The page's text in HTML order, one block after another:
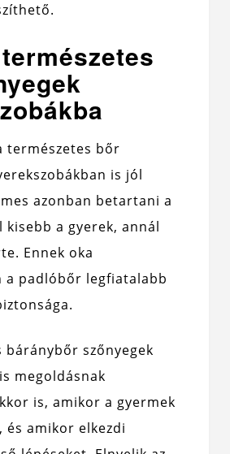
természetes bőr
is jól
azonban betartani a
kisebb a gyerek, annál
Ennek oka
a padlóbőr legfiatalabb
báránybőr szőnyegek
megoldásnak
is, amikor a gyermek
amikor elkezdi